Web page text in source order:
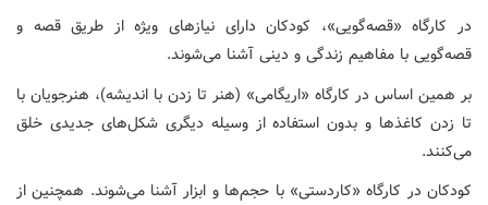
در کارگاه «قصه‌گویی»، کودکان دارای نیازهای ویژه از طریق قصه و
قصه‌گویی با مفاهیم زندگی و دینی آشنا می‌شوند.
بر همین اساس در کارگاه «اریگامی» (هنر تا زدن با اندیشه)، هنرجویان با
تا زدن کاغذها و بدون استفاده از وسیله دیگری شکل‌های جدیدی خلق
می‌کنند.
کودکان در کارگاه «کاردستی» با حجم‌ها و ابزار آشنا می‌شوند. همچنین از